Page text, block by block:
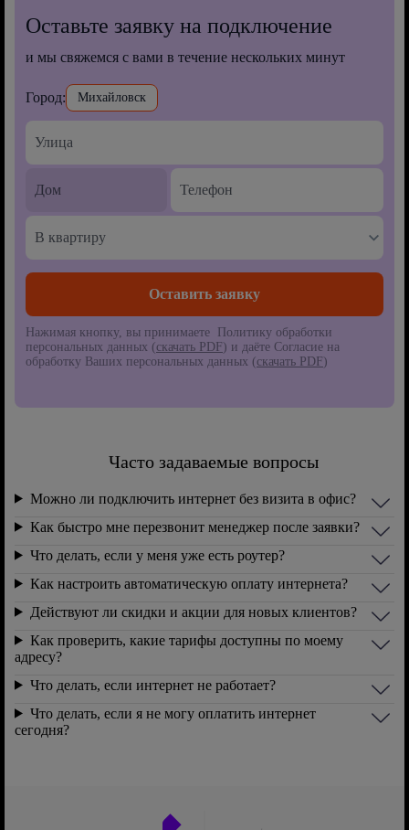
Оставьте заявку на подключение
и мы свяжемся с вами в течение нескольких минут
Город: Михайловск
В квартиру
Нажимая кнопку, вы принимаете Политику обработки
персональных данных (скачать PDF) и даёте Согласие на
обработку Ваших персональных данных (скачать PDF)
Часто задаваемые вопросы
Можно ли подключить интернет без визита в офис?
Как быстро мне перезвонит менеджер после заявки?
Что делать, если у меня уже есть роутер?
Как настроить автоматическую оплату интернета?
Действуют ли скидки и акции для новых клиентов?
Как проверить, какие тарифы доступны по моему
адресу?
Что делать, если интернет не работает?
Что делать, если я не могу оплатить интернет
сегодня?